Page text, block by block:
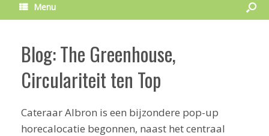
Menu
Blog: The Greenhouse,
Circulariteit ten Top
Cateraar Albron is een bijzondere pop-up
horecalocatie begonnen, naast het centraal